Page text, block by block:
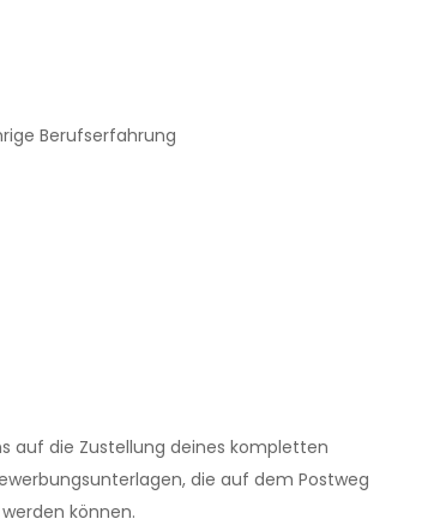
Berufserfahrung
auf die Zustellung deines kompletten
die auf dem Postweg
können.